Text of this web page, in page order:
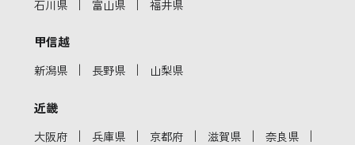
石川県 富山県 福井県
甲信越
新潟県 ｜ 長野県 ｜ 山梨県
近畿
大阪府 ｜ 兵庫県 ｜ 京都府 ｜ 滋賀県 ｜ 奈良県 ｜